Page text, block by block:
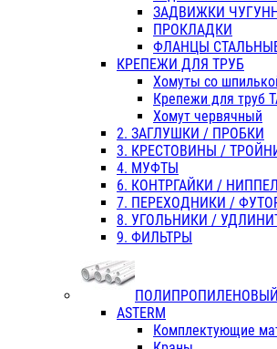
ЗАДВИЖКИ
ПРОКЛАДКИ
ФЛАНЦЫ
КРЕПЕЖИ ДЛЯ ТРУБ
Хомуты со
Крепежи для труб
Хомут червячный
2. ЗАГЛУШКИ / ПРОБКИ
3. КРЕСТОВИНЫ /
4. МУФТЫ
6. КОНТРГАЙКИ /
7. ПЕРЕХОДНИКИ /
8. УГОЛЬНИКИ /
9. ФИЛЬТРЫ
ASTERM
Комплектующие